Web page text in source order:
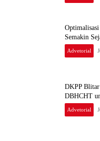
Semakin
Advetorial
DKPP
DBHCHT
Advetorial